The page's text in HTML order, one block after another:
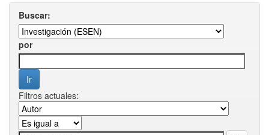
Buscar:
por
Filtros actuales: